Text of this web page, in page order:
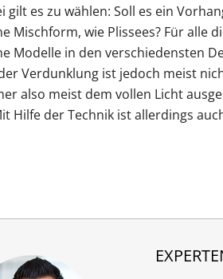
gilt es zu wählen: Soll es ein
Mischform, wie Plissees? Für alle
Modelle in den verschiedensten
Verdunklung ist jedoch meist
also meist dem vollen Licht
Hilfe der Technik ist allerdings